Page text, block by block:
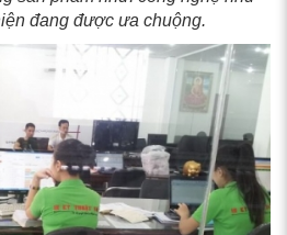
đang được ưa chuộng.